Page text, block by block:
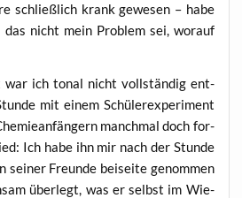
schließ­lich krank gewe­sen – habe
nicht mein Pro­blem sei, wor­auf
war ich tonal nicht voll­stän­dig ent­
mit einem Schü­ler­ex­pe­ri­ment
manch­mal doch for­
Ich habe ihn mir nach der Stun­de
sei­ner Freun­de bei­sei­te genom­men
über­legt, was er selbst im Wie­